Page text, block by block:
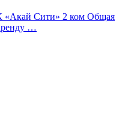
«Акай Сити» 2 ком Общая
…